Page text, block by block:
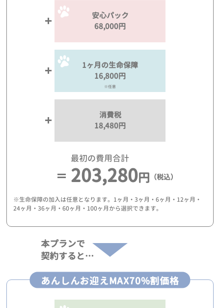
安心パック
68,000円
1ヶ月の生命保障
16,800円
※任意
消費税
18,480円
最初の費用合計
203,280円 （税込）
※生命保障の加入は任意となります。1ヶ月・3ヶ月・6ヶ月・12ヶ月・
24ヶ月・36ヶ月・60ヶ月・100ヶ月から選択できます。
本プランで
契約すると…
あんしんお迎えMAX70%割価格